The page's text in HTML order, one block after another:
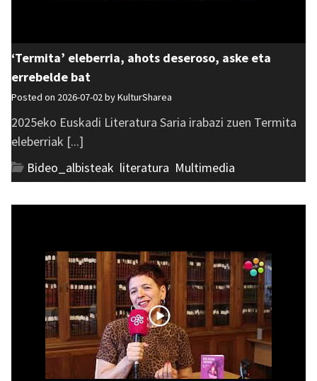
‘Termita’ eleberria, ahots deseroso, aske eta
errebelde bat
Posted on 2026-07-02 byKulturSharea
2025eko Euskadi Literatura Saria irabazi zuen Termita
eleberriak [...]
Bideo_albisteak literatura Multimedia